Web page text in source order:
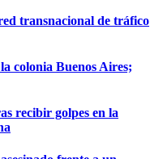
transnacional de tráfico
colonia Buenos Aires;
recibir golpes en la